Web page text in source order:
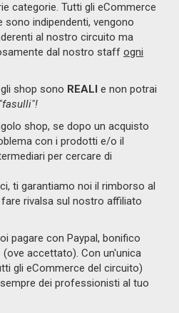
categorie. Tutti gli eCommerce
sono indipendenti, vengono
al nostro circuito ma
dal nostro staff ogni
shop sono REALI e non potrai
"fasulli"!
shop, se dopo un acquisto
con i prodotti e/o il
per cercare di
ti garantiamo noi il rimborso al
rivalsa sul nostro affiliato
pagare con Paypal, bonifico
accettato). Con un'unica
gli eCommerce del circuito)
dei professionisti al tuo